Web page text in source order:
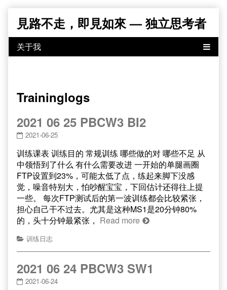
content
見路不走，即見如來 — 独立思考者
Traininglogs
2021 06 25 PBCW3 BI2
2021-06-25
训练课表 训练目的 常规训练 哪些做的对 哪些不足 从
中领悟到了什么 有什么需要改进 一开始的单腿画圈
FTP设置到23%，可能太低了点，练起来脚下没感
觉，噪音特别大，怕吵醒宝宝，下回估计还得往上提
一些。 每次FTP测试后的第一波训练都会比较紧张，
担心自己干不过去。尤其是这种MS1是20分钟80%
的，头十分钟最紧张， Read more
训练日志
2021 06 24 PBCW3 SW1
2021-06-24